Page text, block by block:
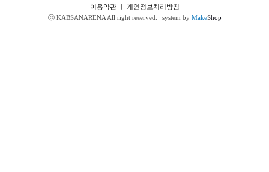
이용약관ㅣ 개인정보처리방침
ⓒ KABSANARENA All right reserved.
system by MakeShop